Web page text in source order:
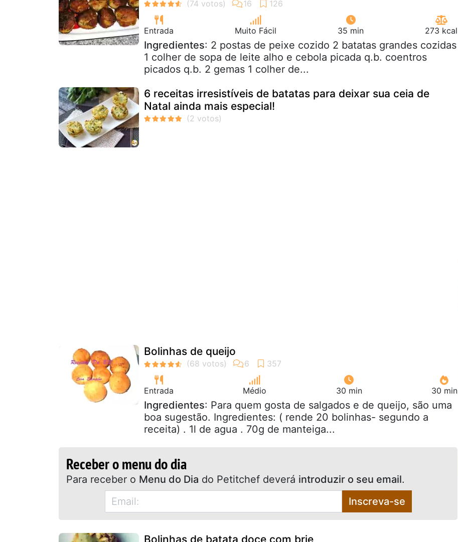
Entrada Muito Fácil 35 min 273 kcal
Ingredientes: 2 postas de peixe cozido 2 batatas grandes cozidas
1 colher de sopa de leite alho e cebola picada q.b. coentros
picados q.b. 2 gemas 1 colher de...
6 receitas irresistíveis de batatas para deixar sua ceia de
Natal ainda mais especial!
Bolinhas de queijo
Entrada Médio 30 min 30 min
Ingredientes: Para quem gosta de salgados e de queijo, são uma
boa sugestão. Ingredientes: ( rende 20 bolinhas- segundo a
receita) . 1l de agua . 70g de manteiga...
Receber o menu do dia
Para receber o Menu do Dia do Petitchef deverá introduzir o seu email.
Inscreva-se
Bolinhas de batata doce com brie